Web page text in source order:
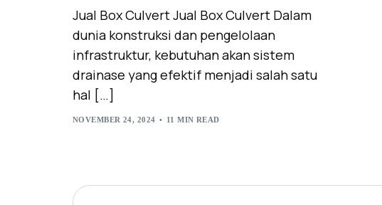
Jual Box Culvert Jual Box Culvert Dalam
dunia konstruksi dan pengelolaan
infrastruktur, kebutuhan akan sistem
drainase yang efektif menjadi salah satu
hal […]
NOVEMBER 24, 2024 11 MIN READ